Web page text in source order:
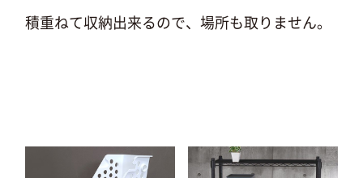
積重ねて収納出来るので、場所も取りません。